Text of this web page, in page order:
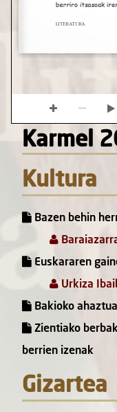
Karmel
Kultura
Bazen behin
Euskararen
Urkiza
Bakioko
Zientiako
berrien izenak
Gizartea